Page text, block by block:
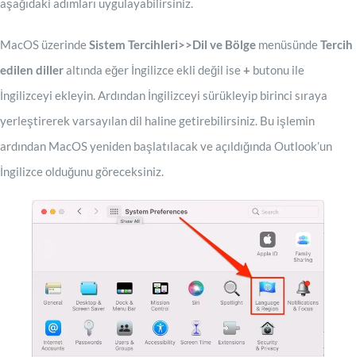
aşağıdaki adımları uygulayabilirsiniz.
MacOS üzerindeSistem Tercihleri>>Dil ve Bölge menüsündeTercih
edilen dilleraltında eğer İngilizce ekli değil ise+ butonu ile
İngilizceyi ekleyin. Ardından İngilizceyi sürükleyip birinci sıraya
yerleştirerek varsayılan dil haline getirebilirsiniz. Bu işlemin
ardından MacOS yeniden başlatılacak ve açıldığında Outlook’un
İngilizce olduğunu göreceksiniz.